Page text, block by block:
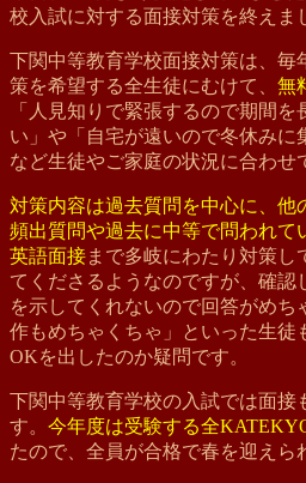
校入試に対する面接対策を終えま
下関中等教育学校面接対策は、毎
策を希望する全生徒にむけて、 無
「人見知りで緊張するので期間
い」や「自宅が遠いので冬休みに
など生徒やご家庭の状況に合わせ
対策内容は過去質問を中心に、他
頻出質問や過去に中等で問われて
英語面接まで多岐にわたり対策し
てくださるようなのですが、確認
を示してくれないので回答がめ
作もめちゃくちゃ」といった生徒
OKを出したのか疑問です。
下関中等教育学校の入試では面接
す。 今年度は受験する全
たので、全員が合格で春を迎えら